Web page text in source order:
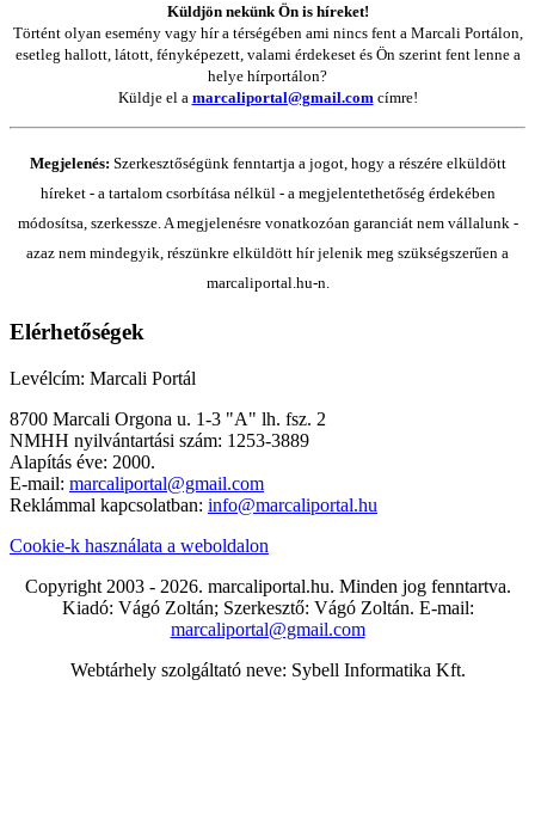
Küldjön nekünk Ön is híreket!
Történt olyan esemény vagy hír a térségében ami nincs fent a Marcali Portálon,
esetleg hallott, látott, fényképezett, valami érdekeset és Ön szerint fent lenne a
helye hírportálon?
Küldje el a marcaliportal@gmail.com címre!
Megjelenés: Szerkesztőségünk fenntartja a jogot, hogy a részére elküldött
híreket - a tartalom csorbítása nélkül - a megjelentethetőség érdekében
módosítsa, szerkessze. A megjelenésre vonatkozóan garanciát nem vállalunk -
azaz nem mindegyik, részünkre elküldött hír jelenik meg szükségszerűen a
marcaliportal.hu-n.
Elérhetőségek
Levélcím: Marcali Portál
8700 Marcali Orgona u. 1-3 "A" lh. fsz. 2
NMHH nyilvántartási szám: 1253-3889
Alapítás éve: 2000.
E-mail: marcaliportal@gmail.com
Reklámmal kapcsolatban: info@marcaliportal.hu
Cookie-k használata a weboldalon
Copyright 2003 - 2026. marcaliportal.hu. Minden jog fenntartva.
Kiadó: Vágó Zoltán; Szerkesztő: Vágó Zoltán. E-mail:
marcaliportal@gmail.com
Webtárhely szolgáltató neve: Sybell Informatika Kft.